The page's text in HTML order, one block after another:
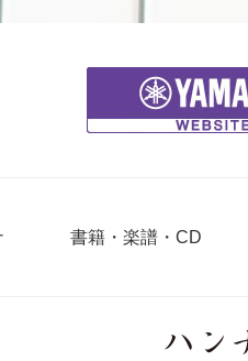
書籍・楽譜・CD